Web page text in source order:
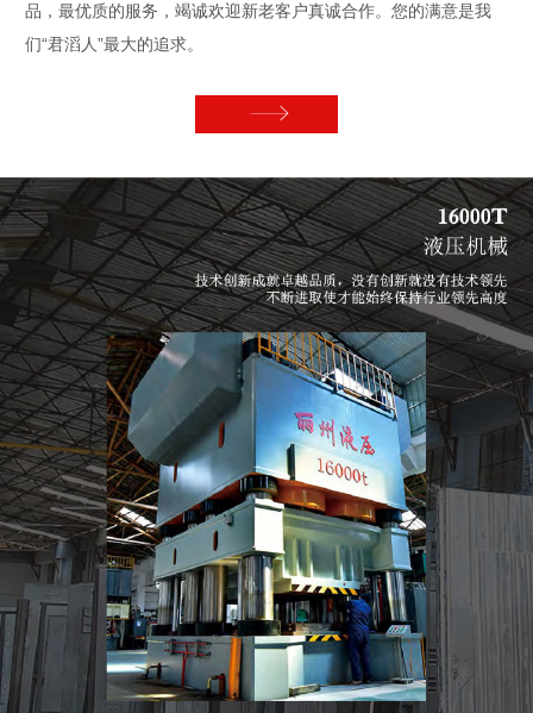
品，最优质的服务，竭诚欢迎新老客户真诚合作。您的满意是我
们“君滔人”最大的追求。